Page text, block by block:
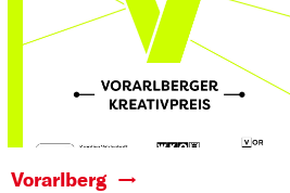
Vorarlberg